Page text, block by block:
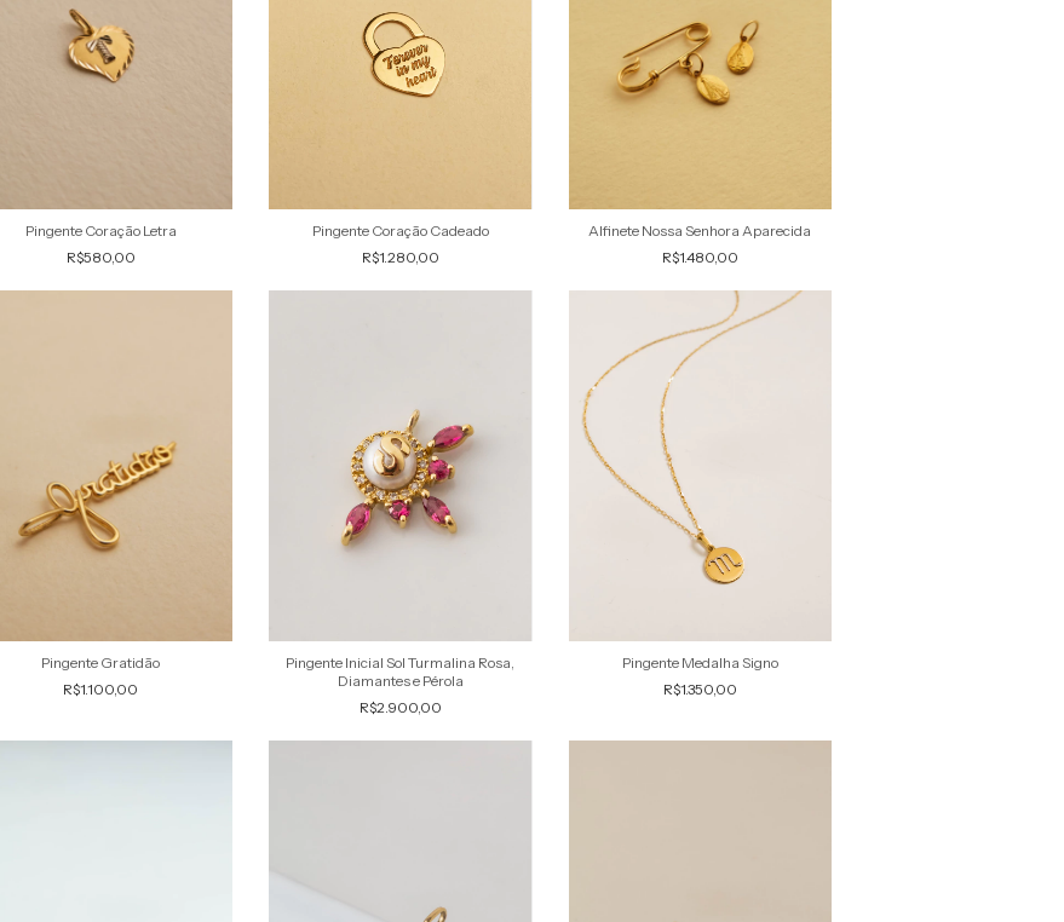
Pingente Coração Letra
R$580,00
Pingente Coração Cadeado
R$1.280,00
Alfinete Nossa Senhora Aparecida
R$1.480,00
Pingente Gratidão
R$1.100,00
Pingente Inicial Sol Turmalina Rosa,
Diamantes e Pérola
R$2.900,00
Pingente Medalha Signo
R$1.350,00